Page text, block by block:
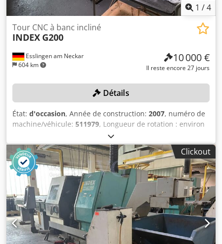
1 /4
Esslingen am Neckar
604 km
Tour CNC à banc incliné
INDEX G200
10 000 €
Il reste encore 27 jours
Détails
État: d'occasion, Année de construction: 2007, numéro de
machine/véhicule: 511979, Longueur de rotation : environ
400 mm, diamètre de la barre : 60 mm, axe Y, contre-
broche, 2 x tourelle à 14 outils, chariot croisé X/Y/Z,
commande du chariot B : INDEX C 200-4 D, dispositif de
retrait de la pièce, convoyeur, système d’évacuation des
copeaux, fabricant : KNOLL, chargeur de barres MBL
65/3700, la machine nécessite des réparations, la pompe à
engrenages est défectueuse, les coûts de réparation, selon
le devis, s’élèvent à environ 6 000,00 € hors taxes.
L’émulsion de refroidissement/les lubrifiants doivent être
aspirés et éliminés de manière appropriée par le client.
Codpfxjzqy Uys Am Uorf
Clickout